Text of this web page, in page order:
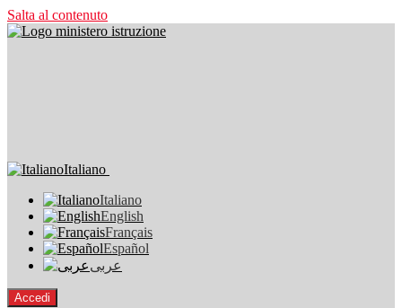
Salta al contenuto
Italiano
Italiano
English
Français
Español
عربى
Accedi